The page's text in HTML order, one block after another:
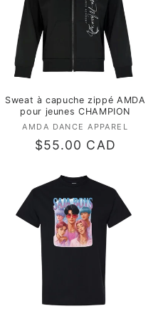
Sweat à capuche zippé AMDA
pour jeunes CHAMPION
Fournisseur :
AMDA DANCE APPAREL
Prix
$55.00 CAD